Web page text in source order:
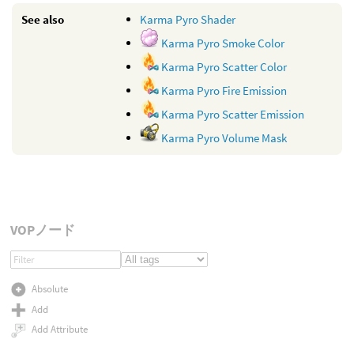
See also
Karma Pyro Shader
Karma Pyro Smoke Color
Karma Pyro Scatter Color
Karma Pyro Fire Emission
Karma Pyro Scatter Emission
Karma Pyro Volume Mask
VOPノード
Absolute
Add
Add Attribute